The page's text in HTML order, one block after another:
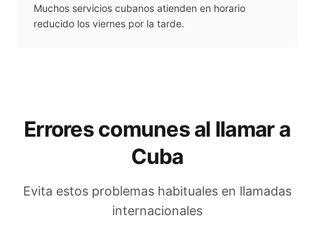
Muchos servicios cubanos atienden en horario
reducido los viernes por la tarde.
Errores comunes al llamar a
Cuba
Evita estos problemas habituales en llamadas
internacionales